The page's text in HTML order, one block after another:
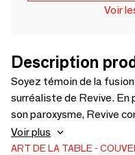
Voir
Description
Soyez témoin de la
surréaliste de Revive. En
son paroxysme, Revive
épurées et des formes
couverts unique et
Voir plus
ART DE LA TABLE